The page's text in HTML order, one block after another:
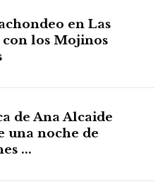
en Las
con los Mojinos
de Ana Alcaide
una noche de
...